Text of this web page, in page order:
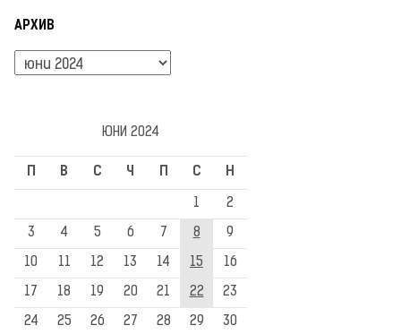
АРХИВ
Архив
ЮНИ 2024
В С Ч С Н
1 2
3 4 5 6 7 8 9
10 11 12 13 14 15 16
17 18 19 20 21 22 23
24 25 26 27 28 29 30